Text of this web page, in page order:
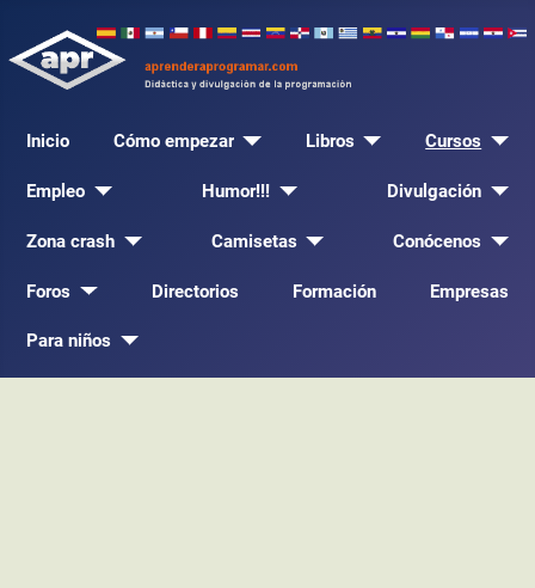
Inicio Cómo empezar Libros Cursos
Empleo Humor!!! Divulgación
Zona crash Camisetas Conócenos
Foros Directorios Formación Empresas
Para niños